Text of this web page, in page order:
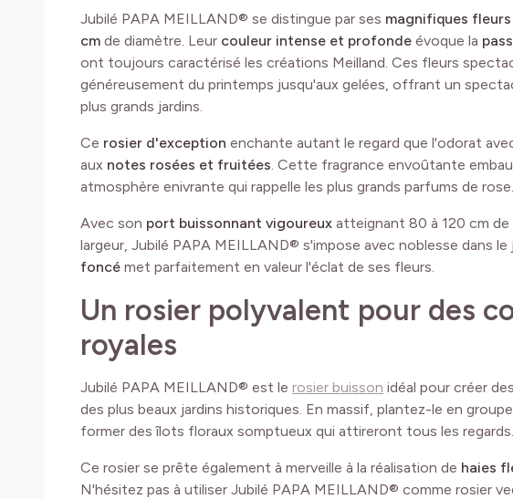
Jubilé PAPA MEILLAND® se distingue par ses magnifiques
cm de diamètre. Leur couleur intense et profonde évoque la
ont toujours caractérisé les créations Meilland. Ces fleurs
généreusement du printemps jusqu'aux gelées, offrant un
plus grands jardins.
Ce rosier d'exception enchante autant le regard que l'odorat
aux notes rosées et fruitées. Cette fragrance envoûtante
atmosphère enivrante qui rappelle les plus grands parfums de rose.
Avec son port buissonnant vigoureux atteignant 80 à 120 cm
largeur, Jubilé PAPA MEILLAND® s'impose avec noblesse dans le
foncé met parfaitement en valeur l'éclat de ses fleurs.
Un rosier polyvalent pour des
royales
Jubilé PAPA MEILLAND® est le rosier buisson idéal pour créer
des plus beaux jardins historiques. En massif, plantez-le en
former des îlots floraux somptueux qui attireront tous les regards.
Ce rosier se prête également à merveille à la réalisation de haies
N'hésitez pas à utiliser Jubilé PAPA MEILLAND® comme rosier